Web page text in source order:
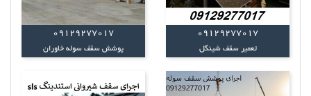
09129277017
تعمیر سقف شینگل
09129277017
پوشش سقف سوله خاوران